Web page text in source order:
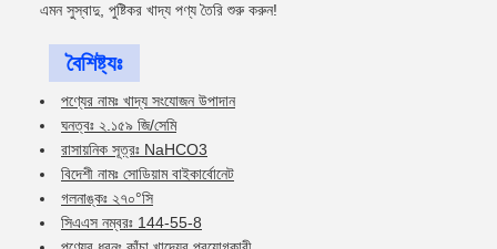
এমন সুস্বাদু, পুষ্টিকর খাদ্য পণ্য তৈরি শুরু করুন!
বৈশিষ্ট্যঃ
পণ্যের নামঃ খাদ্য সংযোজন উপাদান
ঘনত্বঃ ২.১৫৯ জি/সেমি
রাসায়নিক সূত্রঃ NaHCO3
বিদেশী নামঃ সোডিয়াম বাইকার্বোনেট
গলনাঙ্কঃ ২৭০°সি
সিএএস নম্বরঃ 144-55-8